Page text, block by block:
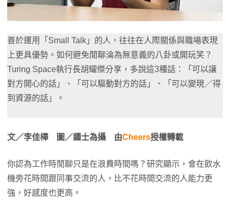
善於運用「Small Talk」的人，往往在人際關係與職場表現
上更具優勢。如何避免閒聊淪為無意義的八卦或開玩笑？
Turing Space執行長胡耀傑分享，多說這3種話：「可以讓
對方開心的話」、「可以驅動對方的話」、「可以變現／得
到資源的話」。
文／李佳樺 圖／鍾士為攝 由Cheers授權轉載
你認為工作時閒聊只是在浪費時間嗎？研究顯示，會在飲水
機旁花時間跟同事交流的人，比不花時間交流的人能力更
強，好感度也更高。